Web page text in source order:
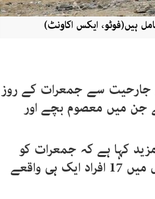
ہیں(فوٹو، ایکس اکاونٹ)
جارحیت سے جمعرات کے روز
ہوگئے جن میں معصوم بچے اور
کہا ہے کہ جمعرات کو
اسرائیلی قابض افواج کی بمباری سے ہلاک ہونے والوں میں 17 افراد ایک ہی واقعے